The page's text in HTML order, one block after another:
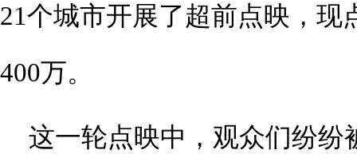
21个城市开展了超前点映，现
400万。
这一轮点映中，观众们纷纷